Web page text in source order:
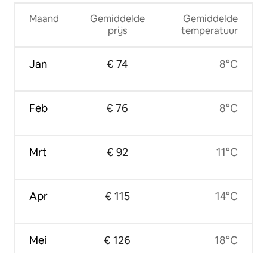
Maand
Jan
Feb
Mrt
Apr
Mei
Gemiddelde
prijs
€ 74
€ 76
€ 92
€ 115
€ 126
Gemiddelde
temperatuur
8°C
8°C
11°C
14°C
18°C